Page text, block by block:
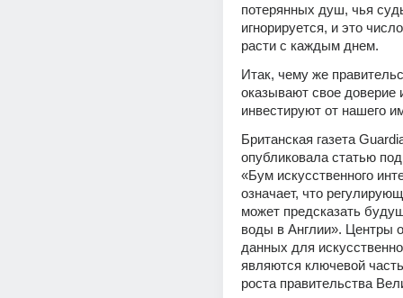
потерянных душ, чья
игнорируется, и это
расти с каждым днем.
Итак, чему же
оказывают свое доверие
инвестируют от нашего
Британская газета
опубликовала статью
«Бум искусственного
означает, что
может предсказать
воды в Англии». Центры
данных для
являются ключевой
роста правительства